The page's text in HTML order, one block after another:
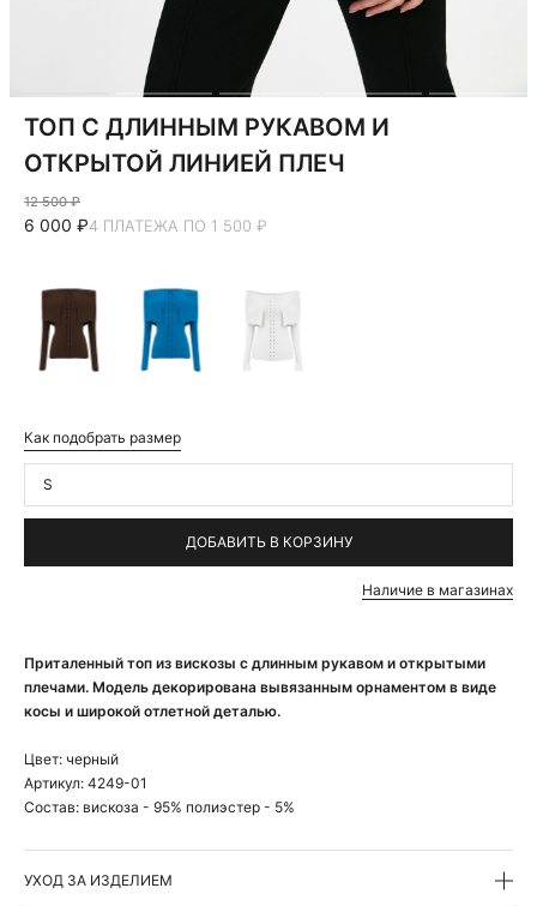
Приталенный топ из вискозы с длинным рукавом и открытыми
плечами. Модель декорирована вывязанным орнаментом в виде
косы и широкой отлетной деталью.
Цвет: черный
Артикул: 4249-01
Состав: вискоза - 95% полиэстер - 5%
УХОД ЗА ИЗДЕЛИЕМ
ТОП С ДЛИННЫМ РУКАВОМ И
ОТКРЫТОЙ ЛИНИЕЙ ПЛЕЧ
12 500 ₽
6 000 ₽4 ПЛАТЕЖА ПО 1 500 ₽
Как подобрать размер
S
ДОБАВИТЬ В КОРЗИНУ
Наличие в магазинах